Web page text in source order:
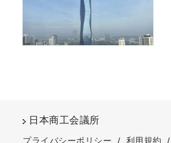
日本商工会議所
プライバシーポリシー / 利用規約 /